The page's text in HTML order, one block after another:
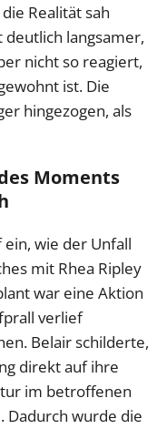
Realität sah
deutlich langsamer,
nicht so reagiert,
ist. Die
hingezogen, als
Moments
ein, wie der Unfall
mit Rhea Ripley
war eine Aktion
verlief
Belair schilderte,
direkt auf ihre
im betroffenen
Dadurch wurde die